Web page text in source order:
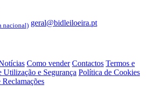
nacional) geral@bidleiloeira.pt
Como vender Contactos Termos e
Utilização e Segurança Política de Cookies